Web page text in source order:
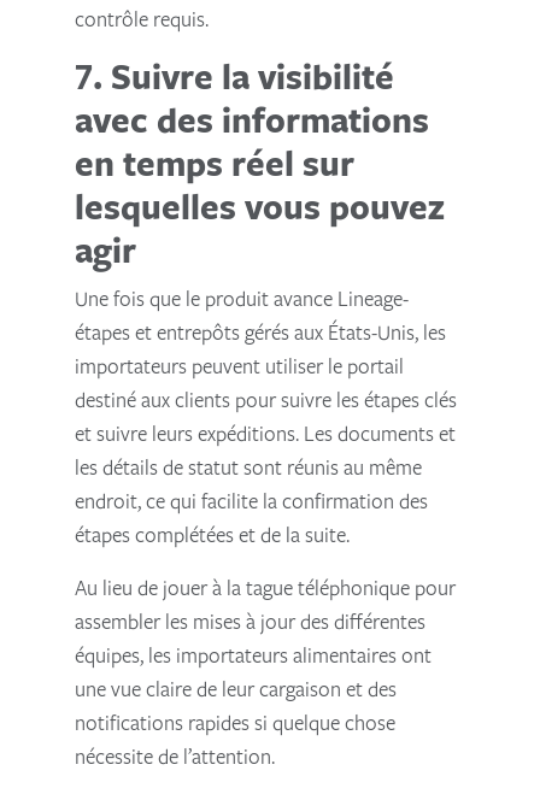
contrôle requis.
7. Suivre la visibilité
avec des informations
en temps réel sur
lesquelles vous pouvez
agir
Une fois que le produit avance Lineage-
étapes et entrepôts gérés aux États-Unis, les
importateurs peuvent utiliser le portail
destiné aux clients pour suivre les étapes clés
et suivre leurs expéditions. Les documents et
les détails de statut sont réunis au même
endroit, ce qui facilite la confirmation des
étapes complétées et de la suite.
Au lieu de jouer à la tague téléphonique pour
assembler les mises à jour des différentes
équipes, les importateurs alimentaires ont
une vue claire de leur cargaison et des
notifications rapides si quelque chose
nécessite de l’attention.